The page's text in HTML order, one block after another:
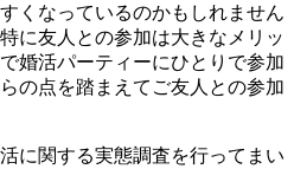
くなっているのかもしれません
に友人との参加は大きなメリッ
婚活パーティーにひとりで参加
の点を踏まえてご友人との参加
に関する実態調査を行ってまい